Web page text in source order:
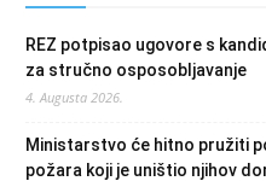
REZ potpisao ugovore s
za stručno osposobljavanje
4. Augusta 2026.
Ministarstvo će hitno pružiti
požara koji je uništio njihov